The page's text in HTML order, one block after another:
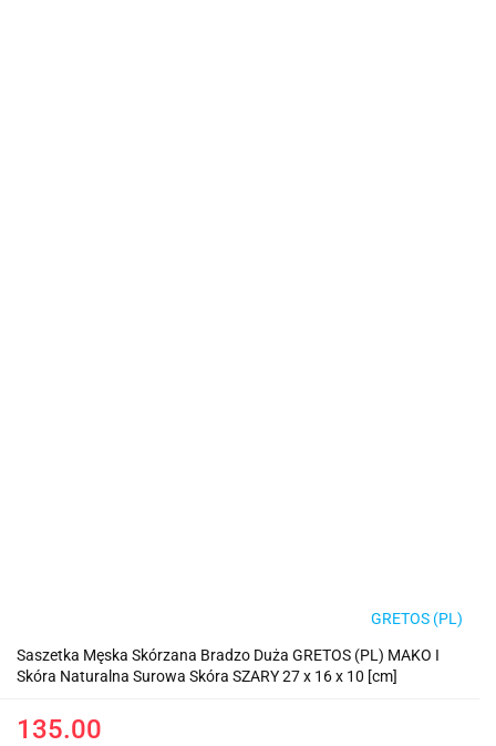
GRETOS (PL)
Saszetka Męska Skórzana Bradzo Duża GRETOS (PL) MAKO I
Skóra Naturalna Surowa Skóra SZARY 27 x 16 x 10 [cm]
135.00